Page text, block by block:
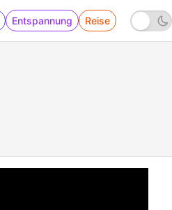
Entspannung Reise